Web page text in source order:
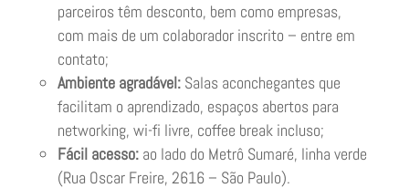
parceiros têm desconto, bem como empresas,
com mais de um colaborador inscrito – entre em
contato;
Ambiente agradável:Salas aconchegantes que
facilitam o aprendizado, espaços abertos para
networking, wi-fi livre, coffee break incluso;
Fácil acesso:ao lado do Metrô Sumaré, linha verde
(Rua Oscar Freire, 2616 – São Paulo).